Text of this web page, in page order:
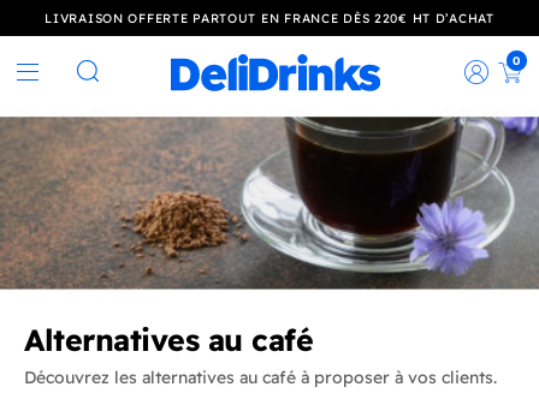
LIVRAISON OFFERTE PARTOUT EN FRANCE DÈS 220€ HT D’ACHAT
Rechercher
0
Alternatives au café
Découvrez les alternatives au café à proposer à vos clients.